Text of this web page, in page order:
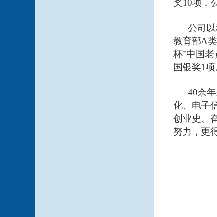
奖10项，
公司
教育部A
杯”中国
国银奖1
40余
化、电子
创业史、
努力，更